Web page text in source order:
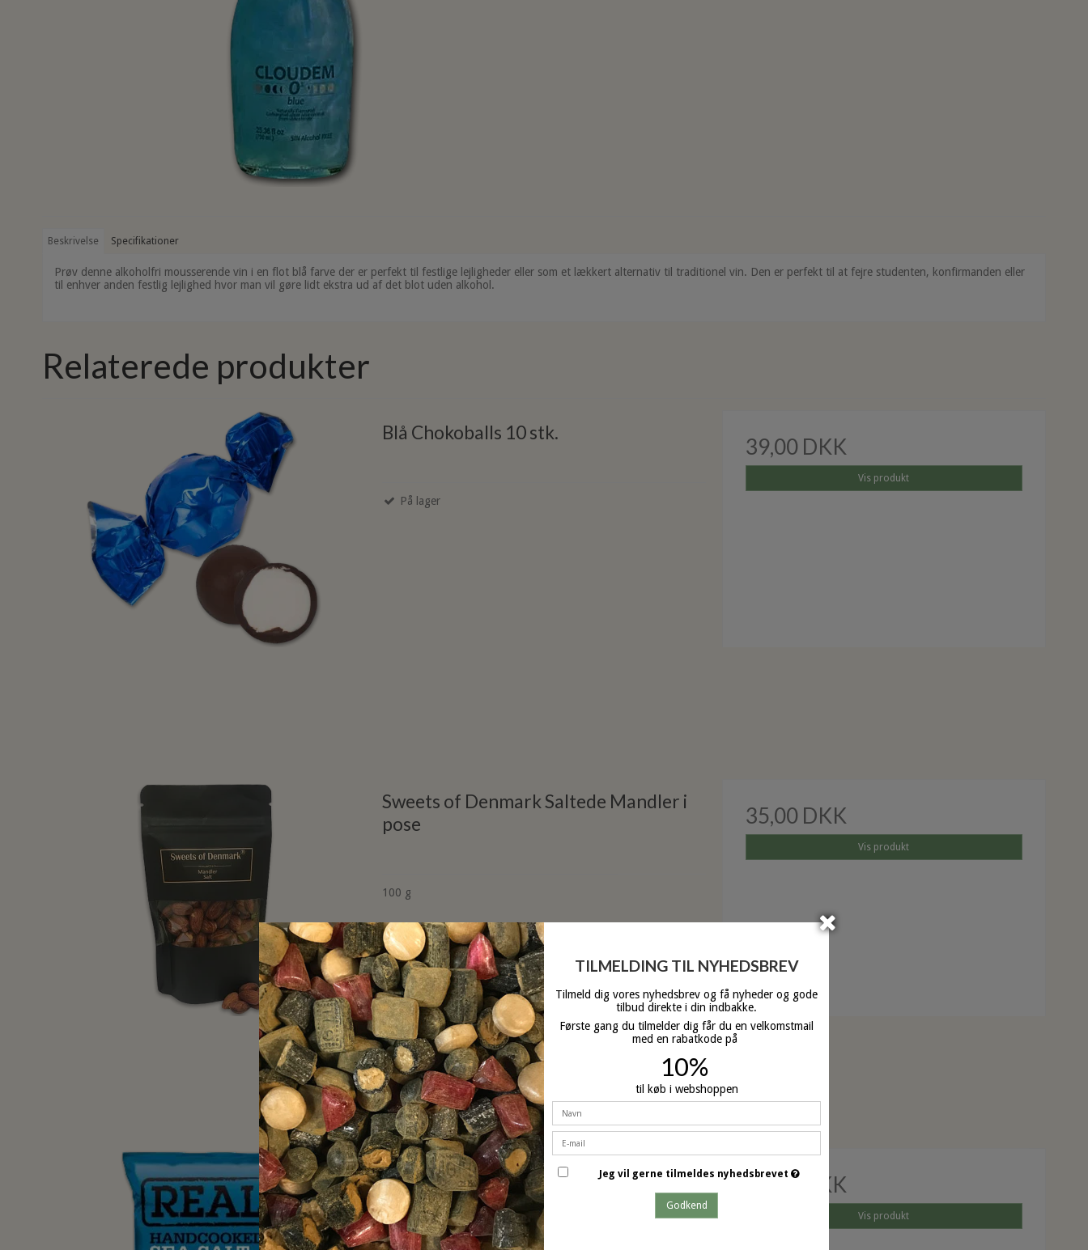
Beskrivelse Specifikationer
Prøv denne alkoholfri mousserende vin i en flot blå farve der er perfekt til festlige lejligheder eller som et lækkert alternativ til traditionel vin. Den er perfekt til at fejre studenten, konfirmanden eller
til enhver anden festlig lejlighed hvor man vil gøre lidt ekstra ud af det blot uden alkohol.
Relaterede produkter
Blå Chokoballs 10 stk.
På lager
39,00 DKK
Vis produkt
Sweets of Denmark Saltede Mandler i
pose
100 g
På lager
35,00 DKK
Vis produkt
Real Kartoffelchips
Havsalt og malteddike
12,00 DKK
Vis produkt
TILMELDING TIL NYHEDSBREV
Tilmeld dig vores nyhedsbrev og få nyheder og gode
tilbud direkte i din indbakke.
Første gang du tilmelder dig får du en velkomstmail
med en rabatkode på
10%
til køb i webshoppen
Jeg vil gerne tilmeldes nyhedsbrevet
Godkend